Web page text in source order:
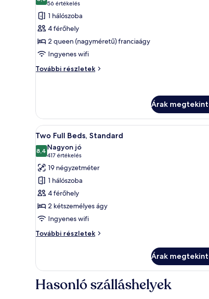
összes
képének
megtekintése:
Standard
szoba,
2
10-ből 8,0
56 értékelés
(56
értékelés)
1 hálószoba
4 férőhely
2 queen (nagyméretű) franciaágy
Ingyenes wifi
További részletek
Standard
franciaágy
további
részletei
Árak
A
következő
szoba
összes
képének
megtekintése:
Two
Full
Beds,
Standard
Egy szállodai szoba két
11
Two Full Beds, Standard
8,410-ből 8,4
Nagyon jó
417 értékelés
(417
értékelés)
19 négyzetméter
1 hálószoba
4 férőhely
2 kétszemélyes ágy
Ingyenes wifi
További részletek
Two
további
Árak
Hasonló szálláshelyek